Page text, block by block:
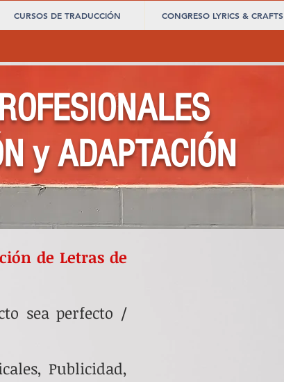
CURSOS DE TRADUCCIÓN CONGRESO LYRICS & CRAFTS
y ADAPTACIÓN
de Letras de
sea perfecto /
Publicidad,